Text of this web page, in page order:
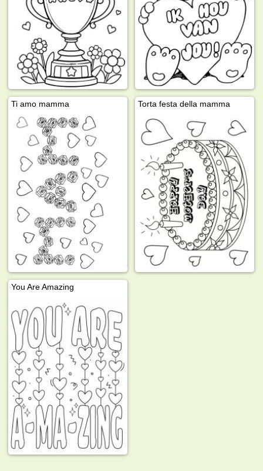
Ti amo mamma Torta festa della mamma
You Are Amazing